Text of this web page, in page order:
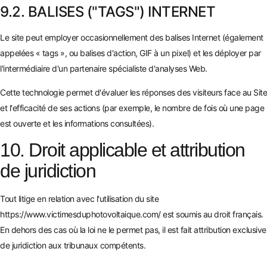
9.2. BALISES ("TAGS") INTERNET
Le site peut employer occasionnellement des balises Internet (également
appelées « tags », ou balises d'action, GIF à un pixel) et les déployer par
l'intermédiaire d'un partenaire spécialiste d'analyses Web.
Cette technologie permet d'évaluer les réponses des visiteurs face au Site
et l'efficacité de ses actions (par exemple, le nombre de fois où une page
est ouverte et les informations consultées).
10. Droit applicable et attribution
de juridiction
Tout litige en relation avec l'utilisation du site
https://www.victimesduphotovoltaique.com/est soumis au droit français.
En dehors des cas où la loi ne le permet pas, il est fait attribution exclusive
de juridiction aux tribunaux compétents.